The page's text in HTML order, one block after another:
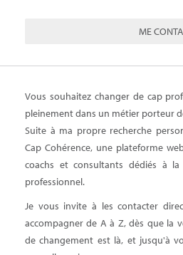
ME
Vous souhaitez changer de cap
pleinement dans un métier porteur
Suite à ma propre recherche
Cap Cohérence, une plateforme
coachs et consultants dédiés à
professionnel.
Je vous invite à les contacter
accompagner de A à Z, dès que la
de changement est là, et jusqu'à